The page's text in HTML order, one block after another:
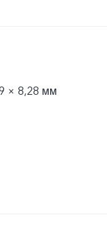
× 8,28 мм